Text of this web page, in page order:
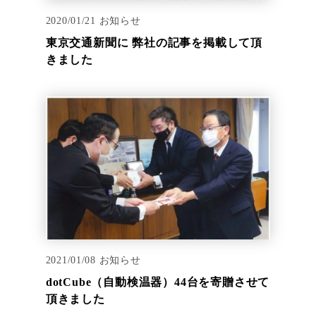
2020/01/21 お知らせ
東京交通新聞に 弊社の記事を掲載して頂
きました
2021/01/08 お知らせ
dotCube（自動検温器）44台を寄贈させて
頂きました